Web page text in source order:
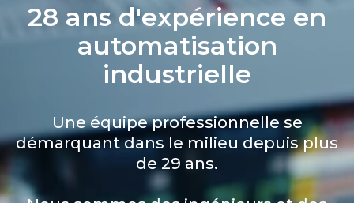
28 ans d'expérience en
automatisation
industrielle
Une équipe professionnelle se
démarquant dans le milieu depuis plus
de 29 ans.